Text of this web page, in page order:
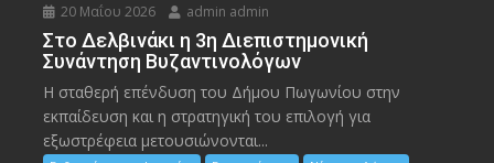
20 Μαΐου 2026 admin admin
Στο Δελβινάκι η 3η Διεπιστημονική
Συνάντηση Βυζαντινολόγων
Η σταθερή επένδυση του Δήμου Πωγωνίου στην
εκπαίδευση και η στρατηγική του επιλογή για
εξωστρέφεια μετουσιώνονται...